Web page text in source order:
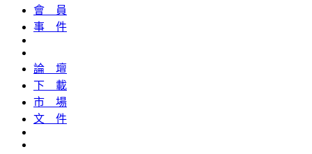
會 員
事 件
論 壇
下 載
市 場
文 件